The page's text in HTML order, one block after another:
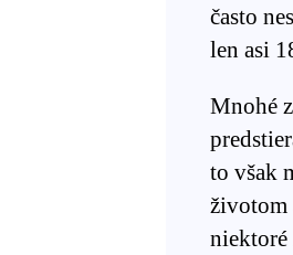
často
len asi
Mnohé
to však
životom